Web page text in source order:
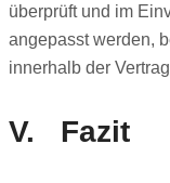
überprüft und im
angepasst werden,
innerhalb der
V. Fazit